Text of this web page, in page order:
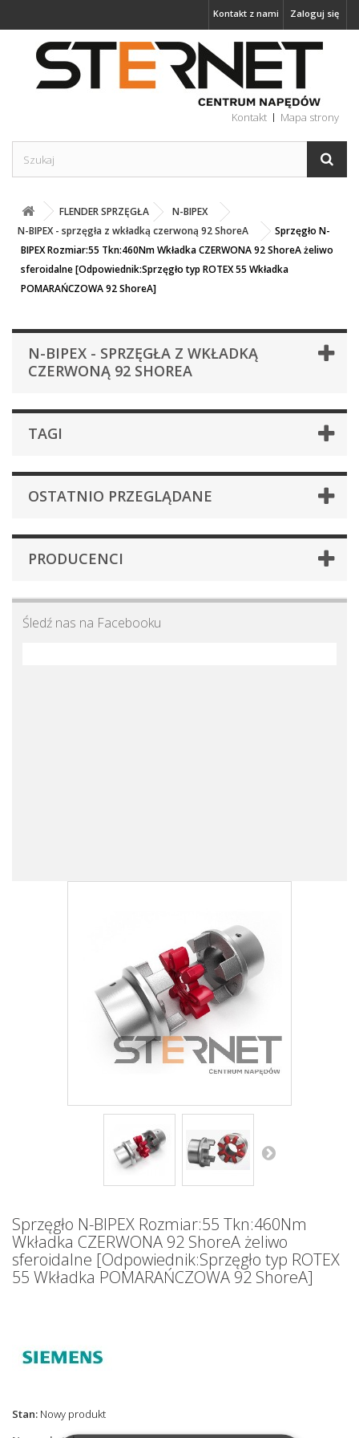
Zaloguj się
Kontakt z nami
Kontakt Mapa strony
FLENDER SPRZĘGŁA
N-BIPEX
N-BIPEX - sprzęgła z wkładką czerwoną 92 ShoreA
Sprzęgło N-
BIPEX Rozmiar:55 Tkn:460Nm Wkładka CZERWONA 92 ShoreA żeliwo
sferoidalne [Odpowiednik:Sprzęgło typ ROTEX 55 Wkładka
POMARAŃCZOWA 92 ShoreA]
N-BIPEX - SPRZĘGŁA Z WKŁADKĄ
CZERWONĄ 92 SHOREA
TAGI
OSTATNIO PRZEGLĄDANE
PRODUCENCI
Śledź nas na Facebooku
Sprzęgło N-BIPEX Rozmiar:55 Tkn:460Nm
Wkładka CZERWONA 92 ShoreA żeliwo
sferoidalne [Odpowiednik:Sprzęgło typ ROTEX
55 Wkładka POMARAŃCZOWA 92 ShoreA]
Stan: Nowy produkt